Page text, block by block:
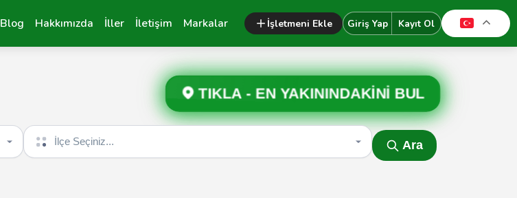
Blog Hakkımızda İller İletişim Markalar İşletmeni Ekle Giriş Yap Kayıt Ol
TIKLA - EN YAKININDAKİNİ BUL
İlçe seçin
Ara